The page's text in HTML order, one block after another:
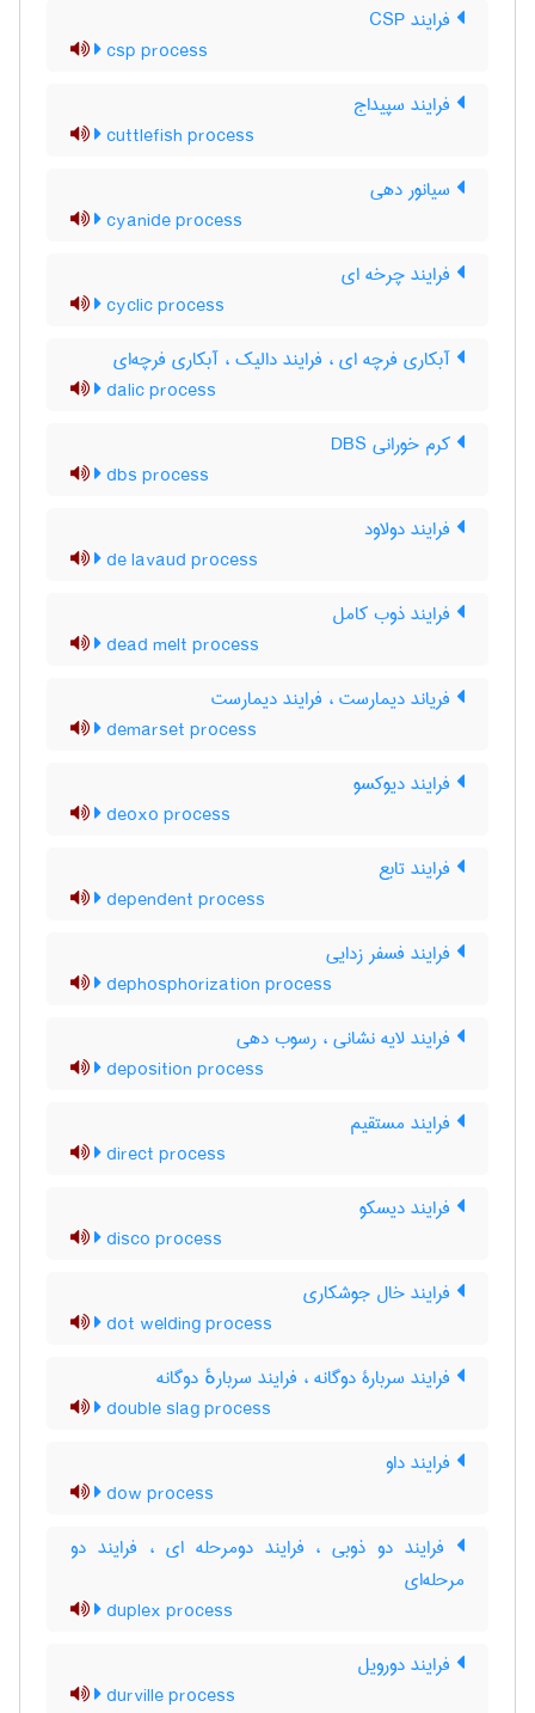
فرایند CSP
csp process
فرایند سپیداج
cuttlefish process
سیانور دهی
cyanide process
فرایند چرخه ای
cyclic process
آبکاری فرچه ای ، فرایند دالیک ، آبکاری فرچه‌ای
dalic process
کرم خورانی DBS
dbs process
فرایند دولاود
de lavaud process
فرایند ذوب کامل
dead melt process
فریاند دیمارست ، فرایند دیمارست
demarset process
فرایند دیوکسو
deoxo process
فرایند تابع
dependent process
فرایند فسفر زدایی
dephosphorization process
فرایند لایه نشانی ، رسوب دهی
deposition process
فرایند مستقیم
direct process
فرایند دیسکو
disco process
فرایند خال جوشکاری
dot welding process
فرایند سربارۀ دوگانه ، فرایند سربارهٔ دوگانه
double slag process
فرایند داو
dow process
فرایند دو ذوبی ، فرایند دومرحله ای ، فرایند دو
مرحله‌ای
duplex process
فرایند دورویل
durville process